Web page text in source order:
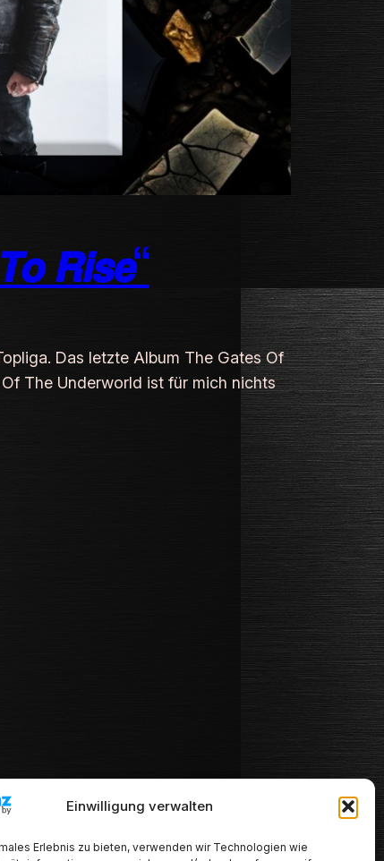
Einwilligung verwalten
Erlebnis zu bieten, verwenden wir Technologien wie
𝙍𝙞𝙨𝙚“
Das letzte Album The Gates Of
The Underworld ist für mich nichts